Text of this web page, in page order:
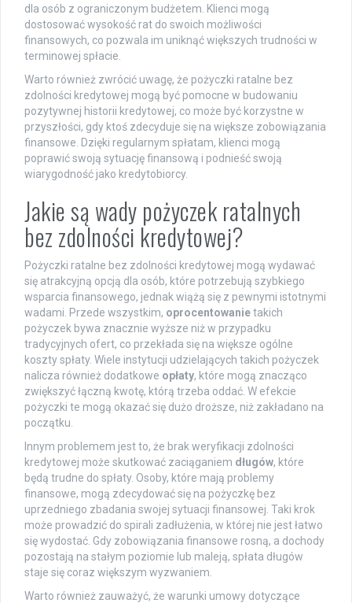
dla osób z ograniczonym budżetem. Klienci mogą
dostosować wysokość rat do swoich możliwości
finansowych, co pozwala im uniknąć większych trudności w
terminowej spłacie.
Warto również zwrócić uwagę, że pożyczki ratalne bez
zdolności kredytowej mogą być pomocne w budowaniu
pozytywnej historii kredytowej, co może być korzystne w
przyszłości, gdy ktoś zdecyduje się na większe zobowiązania
finansowe. Dzięki regularnym spłatam, klienci mogą
poprawić swoją sytuację finansową i podnieść swoją
wiarygodność jako kredytobiorcy.
Jakie są wady pożyczek ratalnych
bez zdolności kredytowej?
Pożyczki ratalne bez zdolności kredytowej mogą wydawać
się atrakcyjną opcją dla osób, które potrzebują szybkiego
wsparcia finansowego, jednak wiążą się z pewnymi istotnymi
wadami. Przede wszystkim, oprocentowanietakich
pożyczek bywa znacznie wyższe niż w przypadku
tradycyjnych ofert, co przekłada się na większe ogólne
koszty spłaty. Wiele instytucji udzielających takich pożyczek
nalicza również dodatkowe opłaty, które mogą znacząco
zwiększyć łączną kwotę, którą trzeba oddać. W efekcie
pożyczki te mogą okazać się dużo droższe, niż zakładano na
początku.
Innym problemem jest to, że brak weryfikacji zdolności
kredytowej może skutkować zaciąganiem długów, które
będą trudne do spłaty. Osoby, które mają problemy
finansowe, mogą zdecydować się na pożyczkę bez
uprzedniego zbadania swojej sytuacji finansowej. Taki krok
może prowadzić do spirali zadłużenia, w której nie jest łatwo
się wydostać. Gdy zobowiązania finansowe rosną, a dochody
pozostają na stałym poziomie lub maleją, spłata długów
staje się coraz większym wyzwaniem.
Warto również zauważyć, że warunki umowy dotyczące